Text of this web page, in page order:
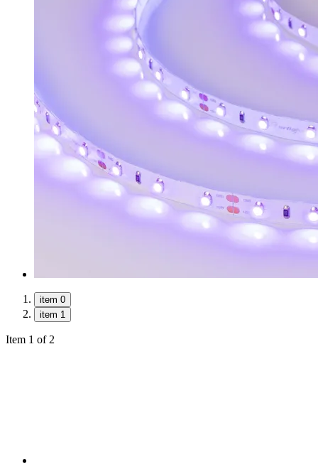
item 0
item 1
Item 1 of 2